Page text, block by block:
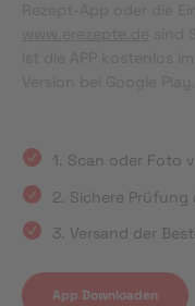
1. Scan oder Foto
2. Sichere
3. Versand der
App Downloaden